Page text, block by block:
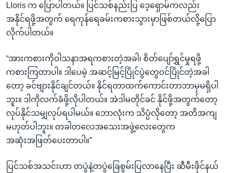
Lloris က ပြောပါတယ်။ ပြင်သစ်နည်းပြ ဒေ့ရှောမ်ကလည်း
အနိုင်ရဖို့အတွက် ရေကုန်ရေခမ်းကစားသွားမှာဖြစ်တယ်လို့ပြော
လိုက်ပါတယ်။
“အားကစားကိုဝါသနာအရကစားတဲ့အခါ၊ စိတ်ပျော်ရွှင်မှုရဖို့
ကစားကြတာပါ။ ဒါပေမဲ့ အဆင့်မြင့်ပြိုင်ပွဲတွေဝင်ပြိုင်တဲ့အခါ
တော့ ခင်ဗျားနိုင်ချင်တယ်။ နိုင်ရတာထက်ကောင်းတာဘာမှမရှိပါ
ဘူး။ ဒါကိုလက်ခံဖို့လိုပါတယ်။ အဲဒါမတိုင်ခင် နိုင်ဖို့အတွက်တော့
လုပ်နိုင်သမျှလုပ်ရပါမယ်။ ဘောလုံးက သိပ္ပံလိုတော့ အတိအကျ
မဟုတ်ပါဘူး။ တခါတလေအသေးအဖွဲ့လေးတွေက
အဆုံးအဖြတ်ပေးတာပါ။”
ပြင်သစ်အသင်းဟာ တပွဲနဲ့တပွဲခြေစွမ်းပြလာနေပြီး ဆီမီးဖိုင်နယ်